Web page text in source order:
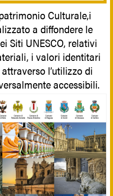
Culturale,i
a diffondere le
Siti UNESCO, relativi
i valori identitari
l’utilizzo di
accessibili.